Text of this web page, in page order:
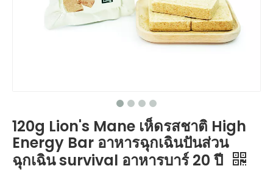
120g Lion's Mane เห็ดรสชาติ High
Energy Bar อาหารฉุกเฉินปันส่วน
ฉุกเฉิน survival อาหารบาร์ 20 ปี